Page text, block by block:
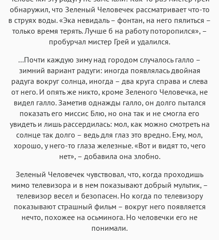
обнаружил, что Зеленый Человечек рассматривает что-то
в струях воды. «Эка невидаль – фонтан, на него пялиться –
только время терять. Лучше б на работу поторопился», –
пробурчал мистер Грей и удалился.
…Почти каждую зиму над городом случалось галло –
зимний вариант радуги: иногда появлялась двойная
радуга вокруг солнца, иногда – два круга справа и слева
от него. И опять же никто, кроме Зеленого Человечка, не
видел галло. Заметив однажды галло, он долго пытался
показать его миссис Блю, но она так и не смогла его
увидеть и лишь рассердилась: мол, как можно смотреть на
солнце так долго – ведь для глаз это вредно. Ему, мол,
хорошо, у него-то глаза железные. «Вот и видят то, чего
нет», – добавила она злобно.
Зеленый Человечек чувствовал, что, когда проходишь
мимо телевизора и в нем показывают добрый мультик, –
телевизор весел и безопасен. Но когда по телевизору
показывают страшный фильм – вокруг него появляется
нечто, похожее на осьминога. Но человечки его не
понимали.